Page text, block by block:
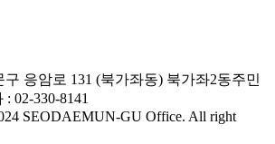
구 응암로 131 (북가좌동) 북가좌2동주민
02-330-8141
SEODAEMUN-GU Office. All right